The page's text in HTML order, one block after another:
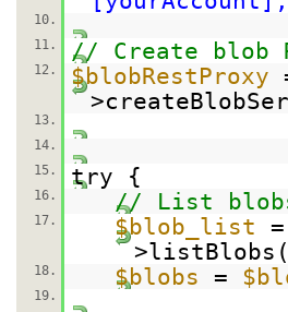
10.
11.
// Create blob
12. $blobRestProxy
13.
14.
15.
try {
16. // List
17. $blob_list
18. $blobs =
19.